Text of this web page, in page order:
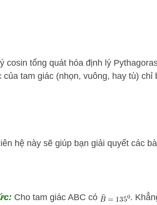
cosin tổng quát hóa định lý
tam giác (nhọn, vuông, hay tù) chỉ
hệ này sẽ giúp bạn giải quyết các
Cho tam giác ABC có
.